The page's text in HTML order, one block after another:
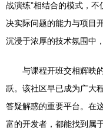
战演练”相结合的模式，
决实际问题的能力与项目
沉浸于浓厚的技术氛围中
与课程开班交相辉映
跃。该社区早已成为广大
答疑解惑的重要平台。在
富的开发者，都能找到属